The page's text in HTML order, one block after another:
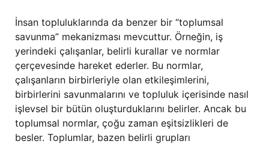
İnsan topluluklarında da benzer bir “toplumsal
savunma” mekanizması mevcuttur. Örneğin, iş
yerindeki çalışanlar, belirli kurallar ve normlar
çerçevesinde hareket ederler. Bu normlar,
çalışanların birbirleriyle olan etkileşimlerini,
birbirlerini savunmalarını ve topluluk içerisinde nasıl
işlevsel bir bütün oluşturduklarını belirler. Ancak bu
toplumsal normlar, çoğu zaman eşitsizlikleri de
besler. Toplumlar, bazen belirli grupları